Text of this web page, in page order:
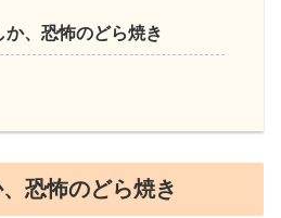
か、恐怖のどら焼き
恐怖のどら焼き